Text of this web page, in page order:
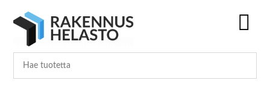
pääsisältöön
ensisijaiseen
alatunnisteeseen